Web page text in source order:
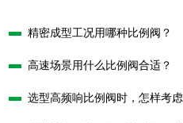
精密成型工况用哪种比例阀？
高速场景用什么比例阀合适？
选型高频响比例阀时，怎样考